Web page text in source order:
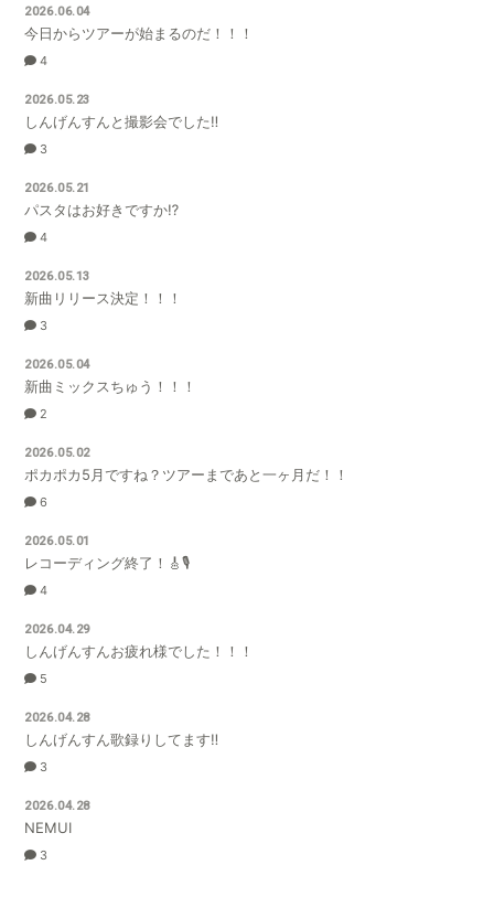
2026.06.04
今日からツアーが始まるのだ！！！
4
2026.05.23
しんげんすんと撮影会でした‼️
3
2026.05.21
パスタはお好きですか⁉️
4
2026.05.13
新曲リリース決定！！！
3
2026.05.04
新曲ミックスちゅう！！！
2
2026.05.02
ポカポカ5月ですね？ツアーまであと一ヶ月だ！！
6
2026.05.01
レコーディング終了！🎸🎙️
4
2026.04.29
しんげんすんお疲れ様でした！！！
5
2026.04.28
しんげんすん歌録りしてます‼️
3
2026.04.28
NEMUI
3